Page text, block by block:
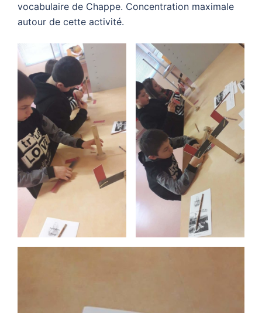
vocabulaire de Chappe. Concentration maximale
autour de cette activité.